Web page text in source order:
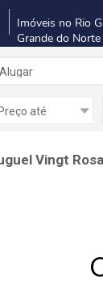
Imóveis no Rio
Grande do Norte
Vingt